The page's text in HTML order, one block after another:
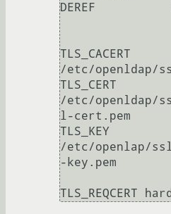
DEREF
TLS_CACERT
/etc/openldap/
TLS_CERT
/etc/openldap/
l-cert.pem
TLS_KEY
/etc/openlap/
-key.pem
TLS_REQCERT hard